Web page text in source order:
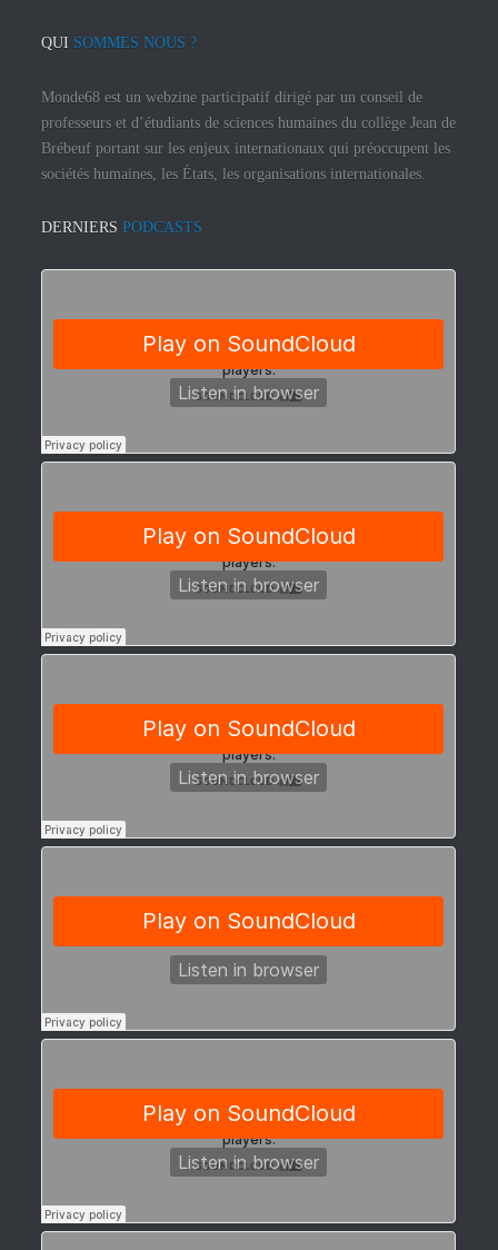
QUI SOMMES NOUS ?
Monde68 est un webzine participatif dirigé par un conseil de
professeurs et d’étudiants de sciences humaines du collège Jean de
Brébeuf portant sur les enjeux internationaux qui préoccupent les
sociétés humaines, les États, les organisations internationales.
DERNIERS PODCASTS